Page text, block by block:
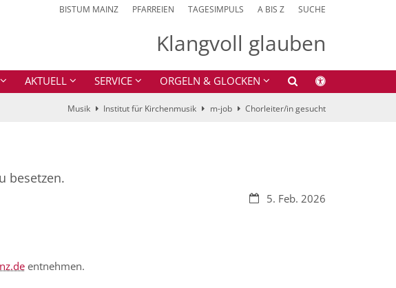
BISTUM MAINZ PFARREIEN TAGESIMPULS A BIS Z SUCHE
Klangvoll glauben
AKTUELL SERVICE ORGELN & GLOCKEN
Musik Institut für Kirchenmusik m-job Chorleiter/in gesucht
besetzen.
Datum:5. Feb. 2026
entnehmen.